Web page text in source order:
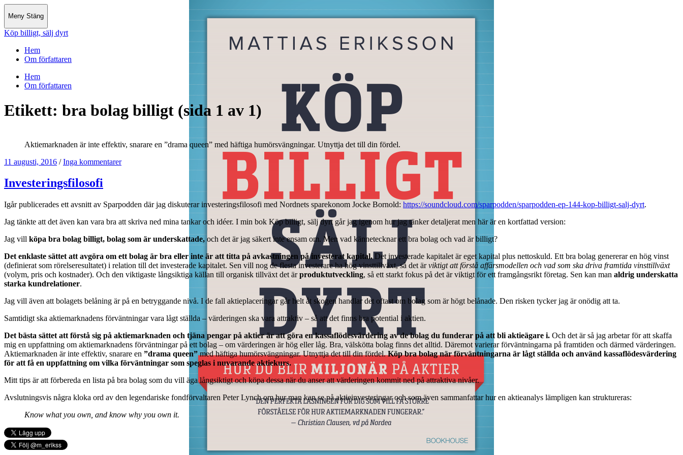
Meny Stäng
Köp billigt, sälj dyrt
Hem
Om författaren
Hem
Om författaren
Etikett: bra bolag billigt (sida 1 av 1)
Aktiemarknaden är inte effektiv, snarare en ”drama queen” med häftiga humörsvängningar. Utnyttja det till din fördel.
11 augusti, 2016 / Inga kommentarer
Investeringsfilosofi
Igår publicerades ett avsnitt av Sparpodden där jag diskuterar investeringsfilosofi med Nordnets sparekonom Jocke Bornold: https://soundcloud.com/sparpodden/sparpodden-ep-144-kop-billigt-salj-dyrt.
Jag tänkte att det även kan vara bra att skriva ned mina tankar och idéer. I min bok Köp billigt, sälj dyrt går jag igenom hur jag tänker detaljerat men här är en kortfattad version:
Jag vill köpa bra bolag billigt, bolag som är underskattade, och det är jag säkert inte ensam om. Men vad kännetecknar ett bra bolag och vad är billigt?
Det enklaste sättet att avgöra om ett bolag är bra eller inte är att titta på avkastningen på investerat kapital. Det investerade kapitalet är eget kapital plus nettoskuld. Ett bra bolag genererar en hög vinst
(definierat som rörelseresultatet) i relation till det investerade kapitalet. Sen vill nog de flesta investerare ha hög vinsttillväxt, så det ärviktigt att förstå affärsmodellen och vad som ska driva framtida vinsttillväxt
(volym, pris och kostnader). Och den viktigaste långsiktiga källan till organisk tillväxt det ärproduktutveckling, så ett starkt fokus på det är viktigt för ett framgångsrikt företag. Sen kan man aldrig underskatta
starka kundrelationer.
Jag vill även att bolagets belåning är på en betryggande nivå. I de fall aktieplaceringar går helt åt skogen handlar det oftast om bolag som är högt belånade. Den risken tycker jag är onödig att ta.
Samtidigt ska aktiemarknadens förväntningar vara lågt ställda – värderingen ska vara attraktiv – så att det finns bra potential i aktien.
Det bästa sättet att förstå sig på aktiemarknaden och tjäna pengar på aktier är att göra en kassaflödesvärdering av de bolag du funderar på att bli aktieägare i. Och det är så jag arbetar för att skaffa
mig en uppfattning om aktiemarknadens förväntningar på ett bolag – om värderingen är hög eller låg. Bra, välskötta bolag finns det alltid. Däremot varierar förväntningarna på framtiden och därmed värderingen.
Aktiemarknaden är inte effektiv, snarare en ”drama queen”med häftiga humörsvängningar. Utnyttja det till din fördel.Köp bra bolag när förväntningarna är lågt ställda och använd kassaflödesvärdering
för att få en uppfattning om vilka förväntningar som speglas i nuvarande aktiekurs.
Mitt tips är att förbereda en lista på bra bolag som du vill äga långsiktigt och köpa dessa när du anser att värderingen kommit ned på attraktiva nivåer.
Avslutningsvis några kloka ord av den legendariske fondförvaltaren Peter Lynch om hur man kan se på aktieinvesteringar och som även sammanfattar hur en aktieanalys lämpligen kan struktureras:
Know what you own, and know why you own it.